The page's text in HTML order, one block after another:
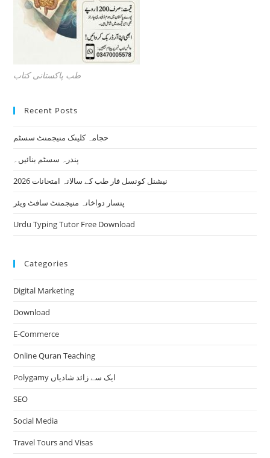
طب پاکستانی کتاب
Recent Posts
حجامہ کلینک منیجمنٹ سسٹم
پندرہ سسٹم بنائیں۔
نیشنل کونسل فار طب کے سالانہ امتحانات 2026
پنسار دواخانہ منیجمنٹ سافٹ ویئر
Urdu Typing Tutor Free Download
Categories
Digital Marketing
Download
E-Commerce
Online Quran Teaching
Polygamy ایک سے زائد شادیاں
SEO
Social Media
Travel Tours and Visas